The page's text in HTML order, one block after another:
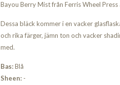
Bayou Berry Mist från Ferris Wheel
Dessa bläck kommer i en vacker
och rika färger, jämn ton och vacker
med.
Bas:Blå
Sheen: -